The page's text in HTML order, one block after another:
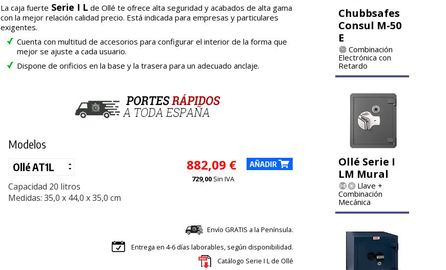
La caja fuerte Serie I L de Ollé te ofrece alta seguridad y acabados de alta gama
con la mejor relación calidad precio. Está indicada para empresas y particulares
exigentes.
Cuenta con multitud de accesorios para configurar el interior de la forma que
mejor se ajuste a cada usuario.
Dispone de orificios en la base y la trasera para un adecuado anclaje.
Modelos
Capacidad 20 litros
Medidas: 35,0 x 44,0 x 35,0 cm
882,09 €
729,00 Sin IVA
Envío GRATIS a la Península.
Entrega en 4-6 días laborables, según disponibilidad.
Catálogo Serie I L de Ollé
Chubbsafes
Consul M-50
E
Combinación
Electrónica con
Retardo
Ollé Serie I
LM Mural
Llave +
Combinación
Mecánica